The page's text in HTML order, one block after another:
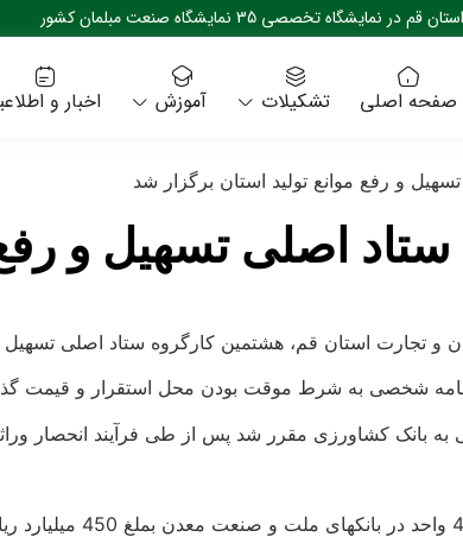
تخصصی 35 نمایشگاه صنعت مبلمان کشور
صفحه اصلی تشکیلات آموزش اخبار و
و رفع موانع تولید استان برگزار شد
اصلی تسهیل و
استان قم، هشتمین کارگروه ستاد اصلی تسهیل و
شخصی به شرط موقت بودن محل استقرار و قیمت
بانک کشاورزی مقرر شد پس از طی فرآیند انحصار